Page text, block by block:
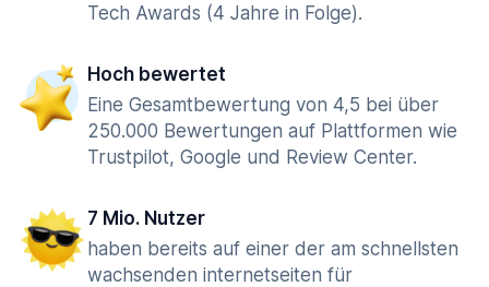
Tech Awards (4 Jahre in Folge).
Hoch bewertet
Eine Gesamtbewertung von 4,5 bei über
250.000 Bewertungen auf Plattformen wie
Trustpilot, Google und Review Center.
7 Mio. Nutzer
haben bereits auf einer der am schnellsten
wachsenden internetseiten für